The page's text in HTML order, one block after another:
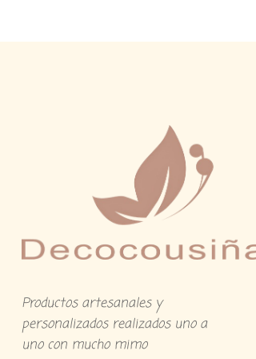
Productos artesanales y
personalizados realizados uno a
uno con mucho mimo